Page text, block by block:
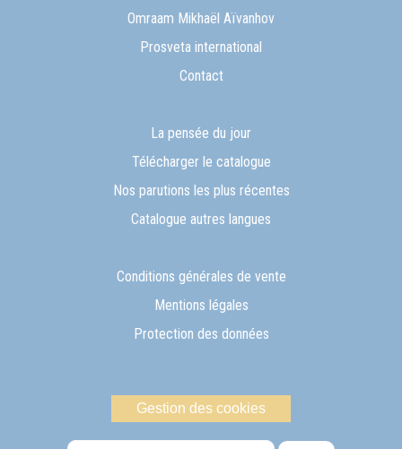
Omraam Mikhaël Aïvanhov
Prosveta international
Contact
La pensée du jour
Télécharger le catalogue
Nos parutions les plus récentes
Catalogue autres langues
Conditions générales de vente
Mentions légales
Protection des données
Gestion des cookies